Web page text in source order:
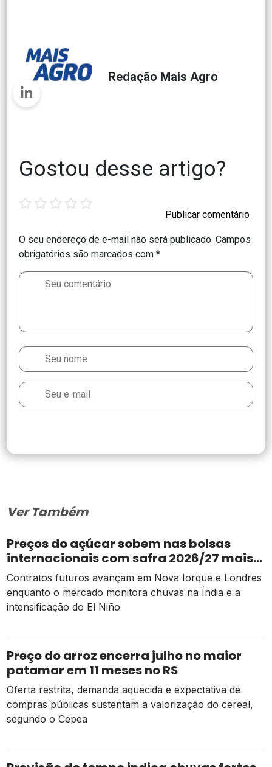
Redação Mais Agro
Gostou desse artigo?
O seu endereço de e-mail não será publicado. Campos
obrigatórios são marcados com*
star stars stars stars stars
Ver Também
Preços do açúcar sobem nas bolsas
internacionais com safra 2026/27 mais
apertada
Contratos futuros avançam em Nova Iorque e Londres
enquanto o mercado monitora chuvas na Índia e a
intensificação do El Niño
Preço do arroz encerra julho no maior
patamar em 11 meses no RS
Oferta restrita, demanda aquecida e expectativa de
compras públicas sustentam a valorização do cereal,
segundo o Cepea